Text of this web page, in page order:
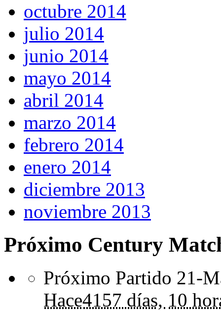
octubre 2014
julio 2014
junio 2014
mayo 2014
abril 2014
marzo 2014
febrero 2014
enero 2014
diciembre 2013
noviembre 2013
Próximo Century
Próximo Partido 21-
Hace4157 días, 10